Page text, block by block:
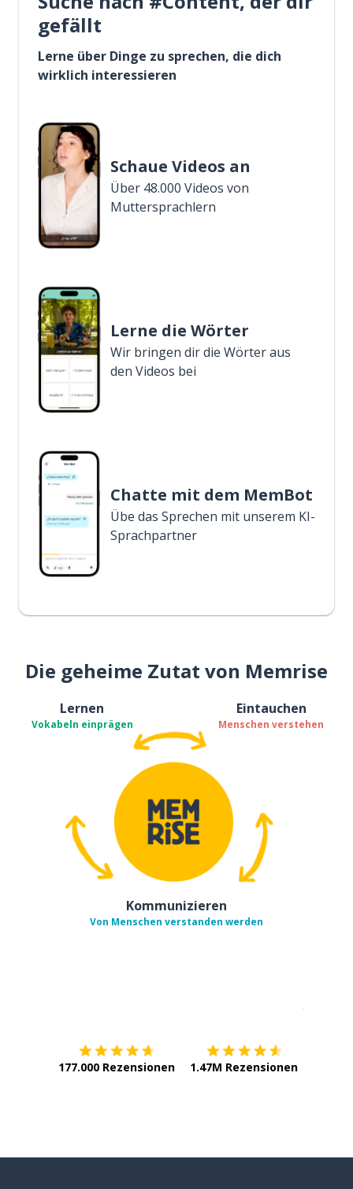
gefällt
Lerne über Dinge zu sprechen, die dich
wirklich interessieren
Schaue Videos an
Über 48.000 Videos von
Muttersprachlern
Lerne die Wörter
Wir bringen dir die Wörter aus
den Videos bei
Chatte mit dem MemBot
Übe das Sprechen mit unserem KI-
Sprachpartner
Die geheime Zutat von Memrise
Lernen
Vokabeln einprägen
Eintauchen
Menschen verstehen
Kommunizieren
Von Menschen verstanden werden
177.000 Rezensionen 1.47M Rezensionen